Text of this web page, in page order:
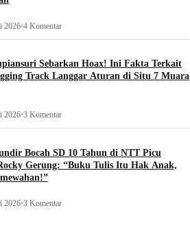
2026•4 Komentar
Sebarkan Hoax! Ini Fakta Terkait
Track Langgar Aturan di Situ 7 Muara
2026•3 Komentar
Bocah SD 10 Tahun di NTT Picu
Gerung: “Buku Tulis Itu Hak Anak,
2026•3 Komentar